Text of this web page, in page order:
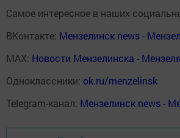
Самое интересное в наших
ВКонтакте: Мензелинск news -
MAX: Новости Мензелинска -
Одноклассники: ok.ru/menzelinsk
Telegram-канал: Мензелинск news -